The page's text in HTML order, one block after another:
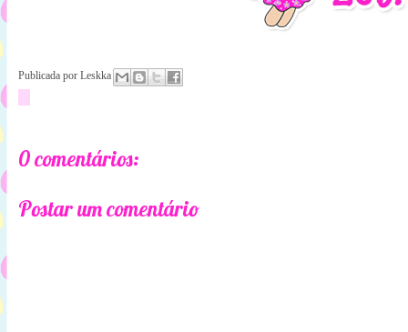
Publicada por Leskka
0 comentários:
Postar um comentário